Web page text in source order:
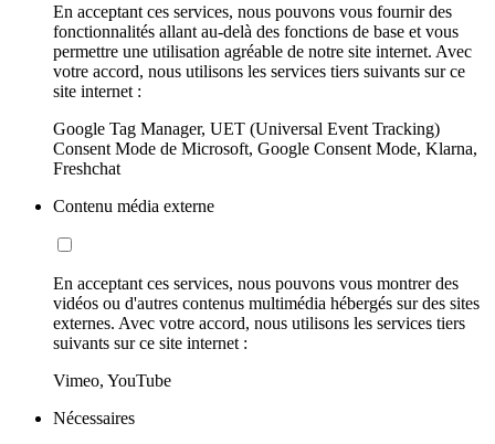
En acceptant ces services, nous pouvons vous fournir des
fonctionnalités allant au-delà des fonctions de base et vous
permettre une utilisation agréable de notre site internet. Avec
votre accord, nous utilisons les services tiers suivants sur ce
site internet :
Google Tag Manager, UET (Universal Event Tracking)
Consent Mode de Microsoft, Google Consent Mode, Klarna,
Freshchat
Contenu média externe
En acceptant ces services, nous pouvons vous montrer des
vidéos ou d'autres contenus multimédia hébergés sur des sites
externes. Avec votre accord, nous utilisons les services tiers
suivants sur ce site internet :
Vimeo, YouTube
Nécessaires